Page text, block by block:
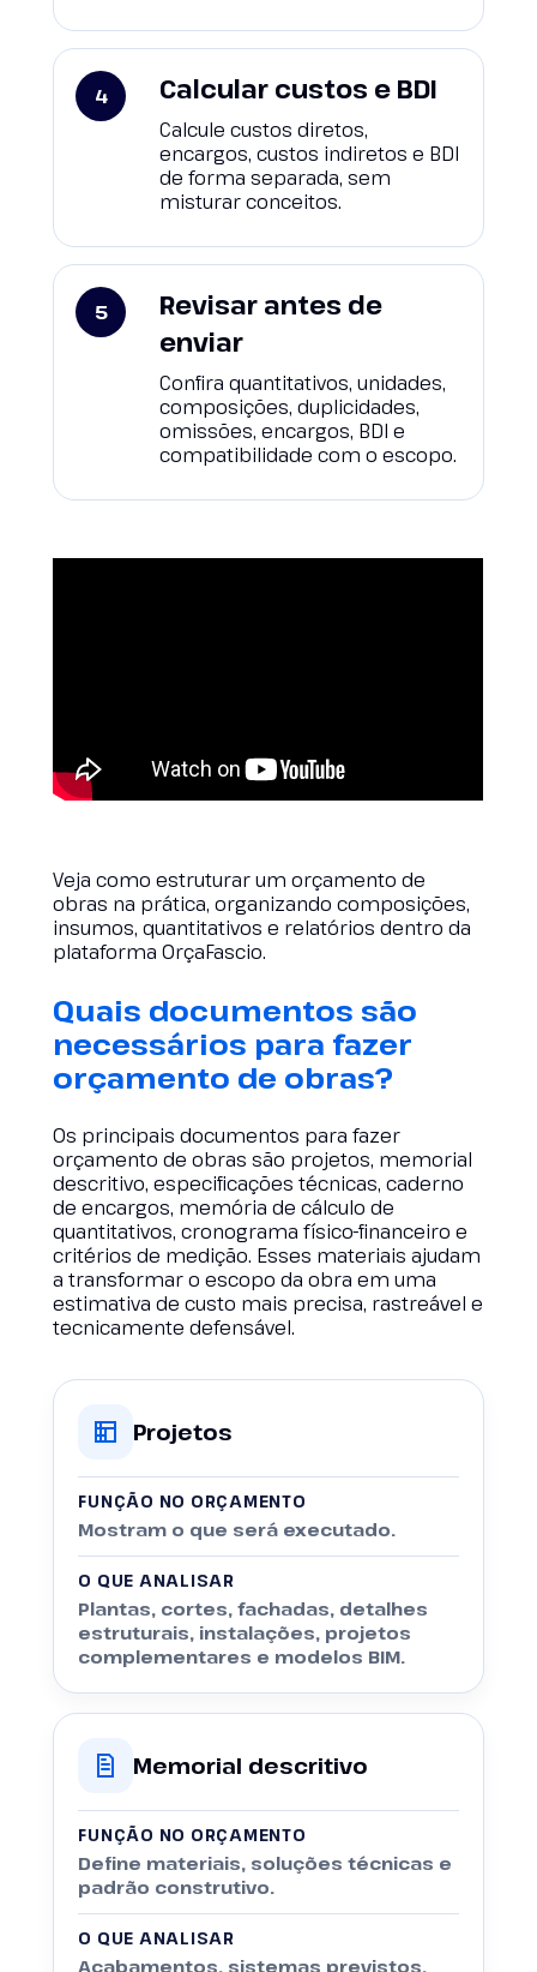
Calcular custos e BDI
Calcule custos diretos,
encargos, custos indiretos e BDI
de forma separada, sem
misturar conceitos.
Revisar antes de
enviar
Confira quantitativos, unidades,
composições, duplicidades,
omissões, encargos, BDI e
compatibilidade com o escopo.
Veja como estruturar um orçamento de
obras na prática, organizando composições,
insumos, quantitativos e relatórios dentro da
plataforma OrçaFascio.
Quais documentos são
necessários para fazer
orçamento de obras?
Os principais documentos para fazer
orçamento de obras são projetos, memorial
descritivo, especificações técnicas, caderno
de encargos, memória de cálculo de
quantitativos, cronograma físico-financeiro e
critérios de medição. Esses materiais ajudam
a transformar o escopo da obra em uma
estimativa de custo mais precisa, rastreável e
tecnicamente defensável.
Projetos
FUNÇÃO NO ORÇAMENTO
Mostram o que será executado.
O QUE ANALISAR
Plantas, cortes, fachadas, detalhes
estruturais, instalações, projetos
complementares e modelos BIM.
Memorial descritivo
FUNÇÃO NO ORÇAMENTO
Define materiais, soluções técnicas e
padrão construtivo.
O QUE ANALISAR
Acabamentos, sistemas previstos,